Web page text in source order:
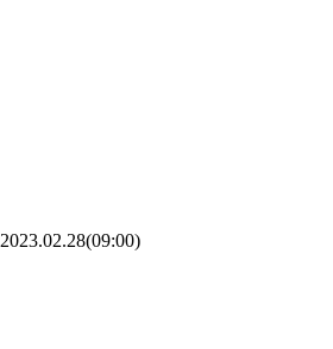
2023.02.28(09:00)